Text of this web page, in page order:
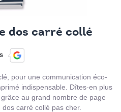
dos carré collé
pour une communication éco-
indispensable. Dîtes-en plus
au grand nombre de page
carré collé pas cher.